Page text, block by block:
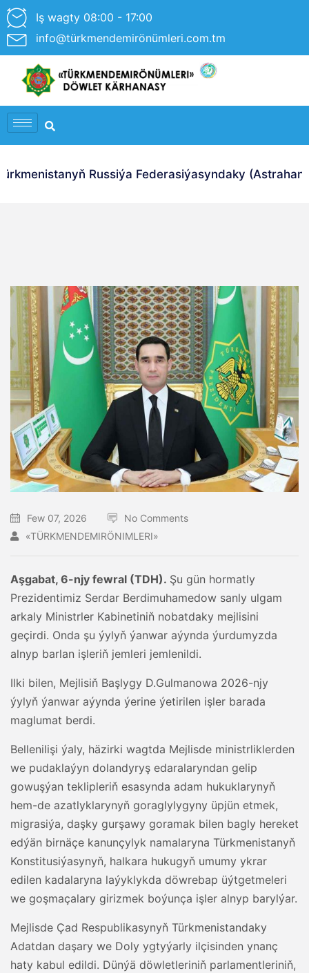
Iş wagty 08:00 - 17:00
info@türkmendemirönümleri.com.tm
Russiýa Federasiýasyndaky (Astrahan
Few 07, 2026
No Comments
«TÜRKMENDEMIRÖNIMLERI»
Aşgabat, 6-njy fewral (TDH). Şu gün hormatly
Prezidentimiz Serdar Berdimuhamedow sanly ulgam
arkaly Ministrler Kabinetiniň nobatdaky mejlisini
geçirdi. Onda şu ýylyň ýanwar aýynda ýurdumyzda
alnyp barlan işleriň jemleri jemlenildi.
Ilki bilen, Mejlisiň Başlygy D.Gulmanowa 2026-njy
ýylyň ýanwar aýynda ýerine ýetirilen işler barada
maglumat berdi.
Bellenilişi ýaly, häzirki wagtda Mejlisde ministrliklerden
we pudaklaýyn dolandyryş edaralaryndan gelip
gowuşýan teklipleriň esasynda adam hukuklarynyň
hem-de azatlyklarynyň goraglylygyny üpjün etmek,
migrasiýa, daşky gurşawy goramak bilen bagly hereket
edýän birnäçe kanunçylyk namalaryna Türkmenistanyň
Konstitusiýasynyň, halkara hukugyň umumy ykrar
edilen kadalaryna laýyklykda döwrebap üýtgetmeleri
we goşmaçalary girizmek boýunça işler alnyp barylýar.
Mejlisde Çad Respublikasynyň Türkmenistandaky
Adatdan daşary we Doly ygtyýarly ilçisinden ynanç
haty kabul edildi. Dünýä döwletleriniň parlamentleriniň,